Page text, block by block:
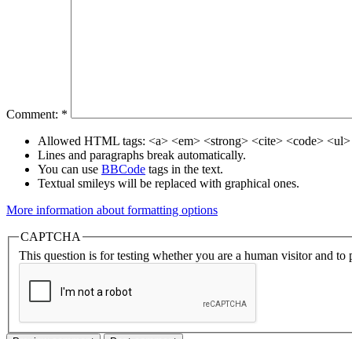
Comment: *
Allowed HTML tags: <a> <em> <strong> <cite> <code>
Lines and paragraphs break automatically.
You can use BBCode tags in the text.
Textual smileys will be replaced with graphical ones.
More information about formatting options
CAPTCHA
This question is for testing whether you are a human visitor and to